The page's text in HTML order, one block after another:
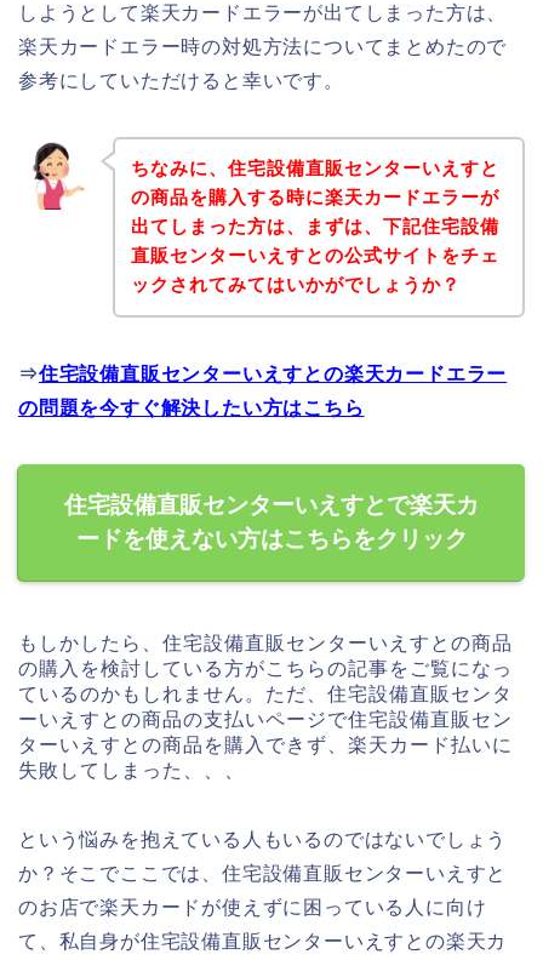
しようとして楽天カードエラーが出てしまった方は、
楽天カードエラー時の対処方法についてまとめたので
参考にしていただけると幸いです。
ちなみに、住宅設備直販センターいえすと
の商品を購入する時に楽天カードエラーが
出てしまった方は、まずは、下記住宅設備
直販センターいえすとの公式サイトをチェ
ックされてみてはいかがでしょうか？
⇒住宅設備直販センターいえすとの楽天カードエラー
の問題を今すぐ解決したい方はこちら
住宅設備直販センターいえすとで楽天カ
ードを使えない方はこちらをクリック
もしかしたら、住宅設備直販センターいえすとの商品
の購入を検討している方がこちらの記事をご覧になっ
ているのかもしれません。ただ、住宅設備直販センタ
ーいえすとの商品の支払いページで住宅設備直販セン
ターいえすとの商品を購入できず、楽天カード払いに
失敗してしまった、、、
という悩みを抱えている人もいるのではないでしょう
か？そこでここでは、住宅設備直販センターいえすと
のお店で楽天カードが使えずに困っている人に向け
て、私自身が住宅設備直販センターいえすとの楽天カ